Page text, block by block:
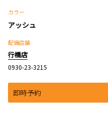
カラー
アッシュ
配備店舗
行橋店
0930-23-3215
即時予約